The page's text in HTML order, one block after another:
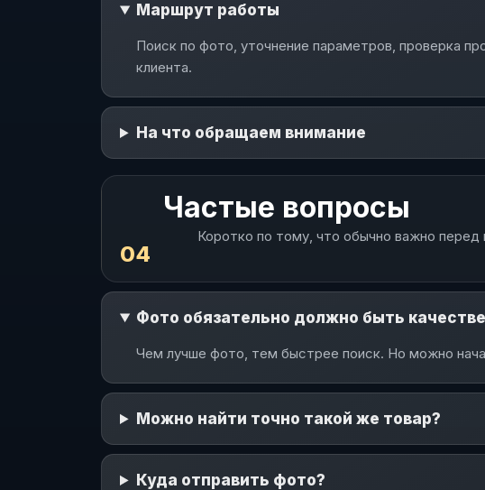
Маршрут работы
Поиск по фото, уточнение параметров, проверка
клиента.
На что обращаем внимание
04
Частые вопросы
Коротко по тому, что обычно важно перед
Фото обязательно должно быть
Чем лучше фото, тем быстрее поиск. Но можно
Можно найти точно такой же товар?
Куда отправить фото?